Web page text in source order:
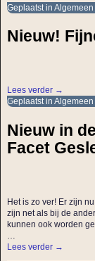
Geplaatst in Algemeen
Nieuw!
Lees verder →
Geplaatst in Algemeen
Nieuw in
Facet
Het is zo ver! Er zijn
zijn net als bij de
kunnen ook worden
…
Lees verder →